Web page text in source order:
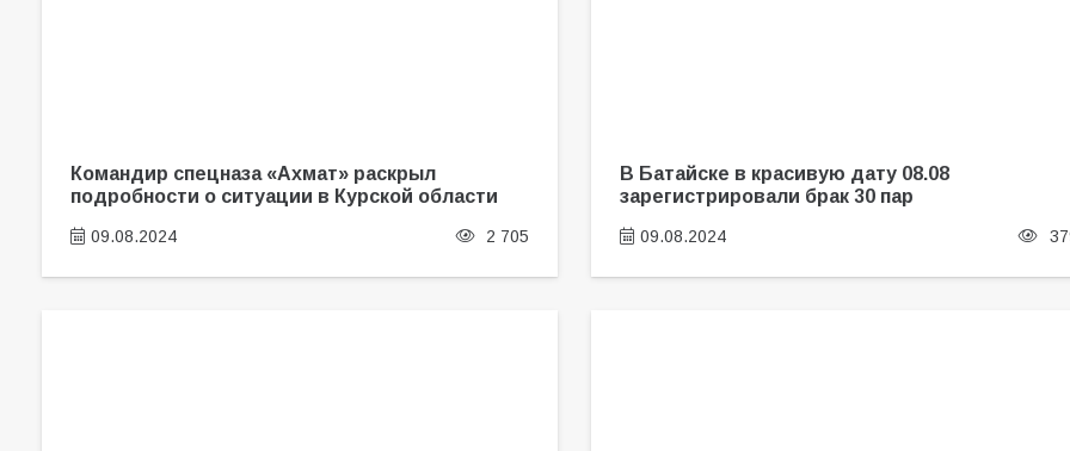
Командир спецназа «Ахмат» раскрыл
подробности о ситуации в Курской области
09.08.2024 2 705
В Батайске в красивую дату 08.08
зарегистрировали брак 30 пар
09.08.2024